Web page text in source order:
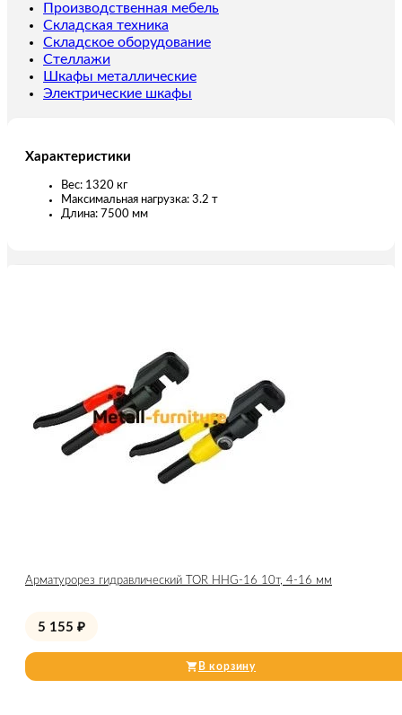
3,2
т
пролет
7,5
м
Производственная мебель
Складская техника
Складское оборудование
Стеллажи
Шкафы металлические
Электрические шкафы
Характеристики
Вес: 1320 кг
Максимальная нагрузка: 3.2 т
Длина: 7500 мм
Арматурорез гидравлический TOR HHG-16 10т, 4-16 мм
5 155 ₽
В корзину